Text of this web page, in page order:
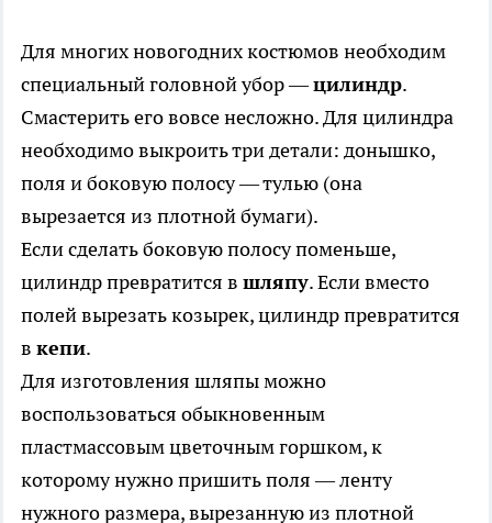
Для многих новогодних костюмов необходим
специальный головной убор —цилиндр.
Смастерить его вовсе несложно. Для цилиндра
необходимо выкроить три детали: донышко,
поля и боковую полосу — тулью (она
вырезается из плотной бумаги).
Если сделать боковую полосу поменьше,
цилиндр превратится в шляпу. Если вместо
полей вырезать козырек, цилиндр превратится
в кепи.
Для изготовления шляпы можно
воспользоваться обыкновенным
пластмассовым цветочным горшком, к
которому нужно пришить поля — ленту
нужного размера, вырезанную из плотной